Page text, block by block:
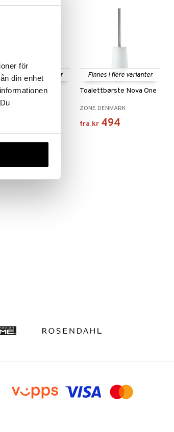
för
din enhet
i flere varianter
Nova 3L
DENMARK
Finnes i flere varianter
Toalettbørste Nova One
ZONE DENMARK
fra kr 494